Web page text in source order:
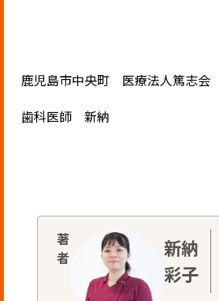
鹿児島市中央町 医療法人篤志会
歯科医師 新納
新納
彩子